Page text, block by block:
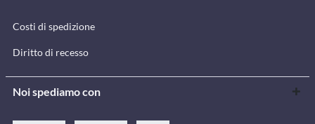
Costi di spedizione
Diritto di recesso
Noi spediamo con